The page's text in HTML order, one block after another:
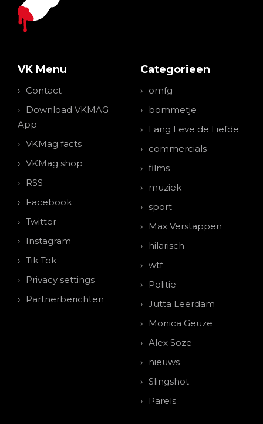
VK Menu
Contact
Download VKMAG
App
VKMag facts
VKMag shop
RSS
Facebook
Twitter
Instagram
Tik Tok
Privacy settings
Partnerberichten
Categorieen
omfg
bommetje
Lang Leve de Liefde
commercials
films
muziek
sport
Max Verstappen
hilarisch
wtf
Politie
Jutta Leerdam
Monica Geuze
Alex Soze
nieuws
Slingshot
Parels